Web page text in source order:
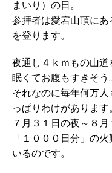
まいり）の日。
参拝者は愛宕山頂に
を登ります。
夜通し４ｋｍもの山道
眠くてお腹もすきそう…
それなのに毎年何万
っぱりわけがあります。
７月３１日の夜～８
「１０００日分」の
いるのです。